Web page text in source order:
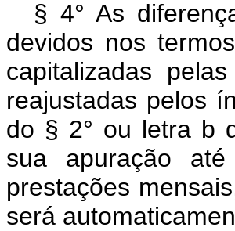
§ 4° As
devidos nos
capitalizadas
reajustadas pelos
do § 2° ou letra b
sua apuração
prestações
será